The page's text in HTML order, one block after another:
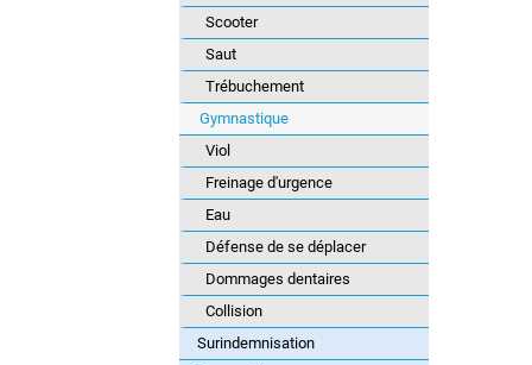
Scooter
Saut
Trébuchement
Gymnastique
Viol
Freinage d'urgence
Eau
Défense de se déplacer
Dommages dentaires
Collision
Surindemnisation